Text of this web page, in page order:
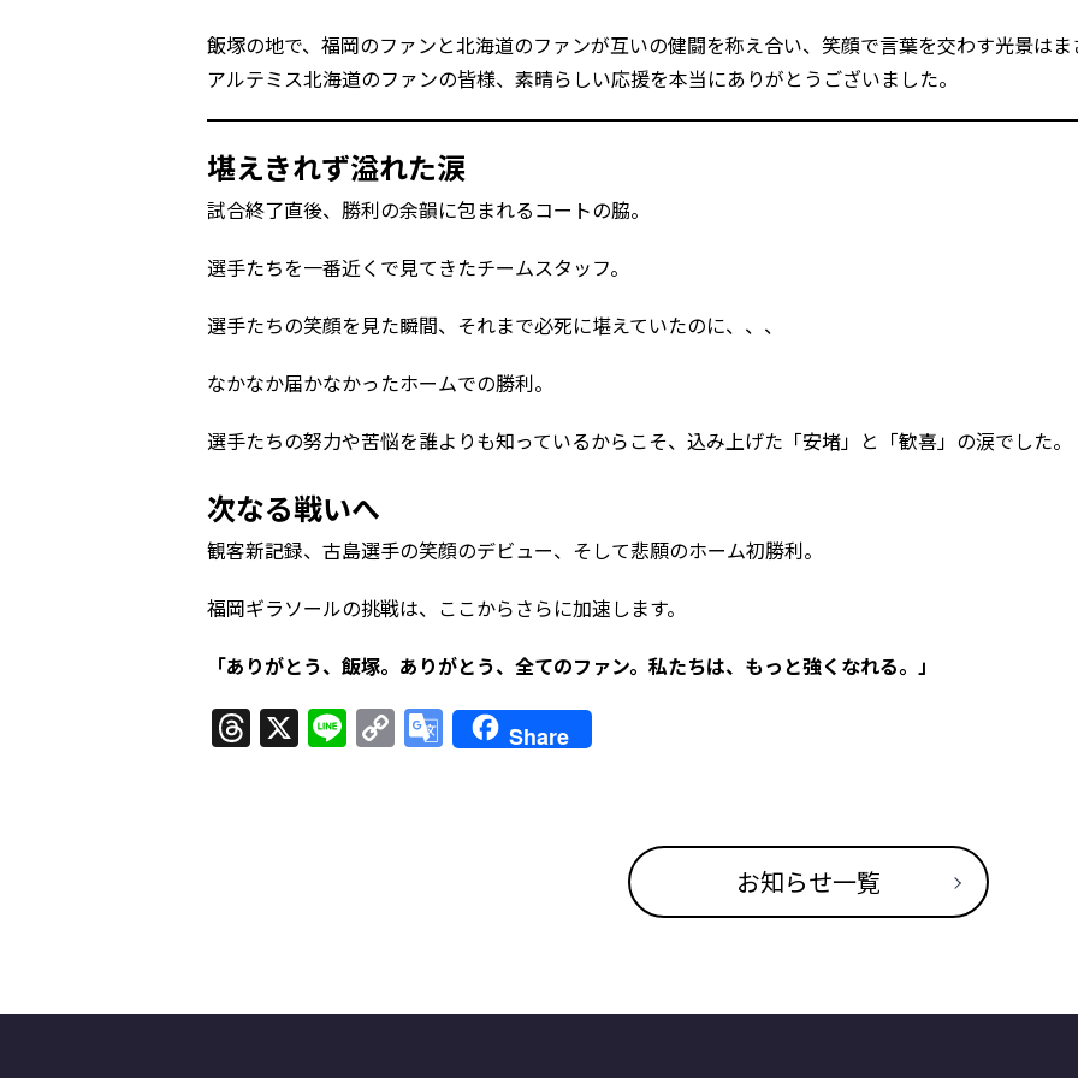
飯塚の地で、福岡のファンと北海道のファンが互いの健闘を称え合い、笑顔で言葉を交わす光景はま
アルテミス北海道のファンの皆様、素晴らしい応援を本当にありがとうございました。
堪えきれず溢れた涙
試合終了直後、勝利の余韻に包まれるコートの脇。
選手たちを一番近くで見てきたチームスタッフ。
選手たちの笑顔を見た瞬間、それまで必死に堪えていたのに、、、
なかなか届かなかったホームでの勝利。
選手たちの努力や苦悩を誰よりも知っているからこそ、込み上げた「安堵」と「歓喜」の涙でした。
次なる戦いへ
観客新記録、古島選手の笑顔のデビュー、そして悲願のホーム初勝利。
福岡ギラソールの挑戦は、ここからさらに加速します。
「ありがとう、飯塚。ありがとう、全てのファン。私たちは、もっと強くなれる。」
Threads
X LineCopy
Link
Google
Translate
Share
お知らせ一覧